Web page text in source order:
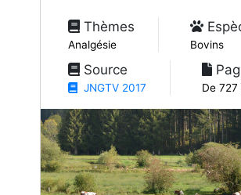
Thèmes
Analgésie Bovins
Source
JNGTV 2017 De